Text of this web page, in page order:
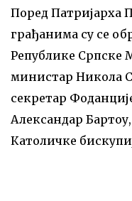
Поред Патријарха
грађанима су се
Републике Српске
министар Никола
секретар
Александар
Католичке